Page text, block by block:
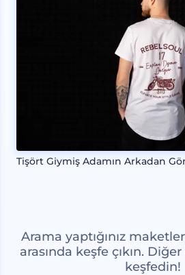
Tişört Giymiş Adamın Arkadan
Arama yaptığınız
arasında keşfe çıkın.
keşfedin!